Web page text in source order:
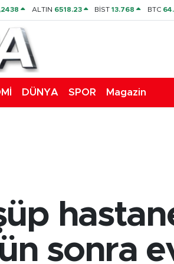
ALTIN 6518.23 BİST13.768 BTC
DÜNYA SPOR Magazin
sonra